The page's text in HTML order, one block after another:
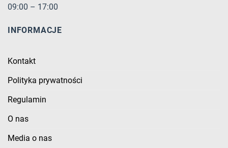
09:00 – 17:00
INFORMACJE
Kontakt
Polityka prywatności
Regulamin
O nas
Media o nas